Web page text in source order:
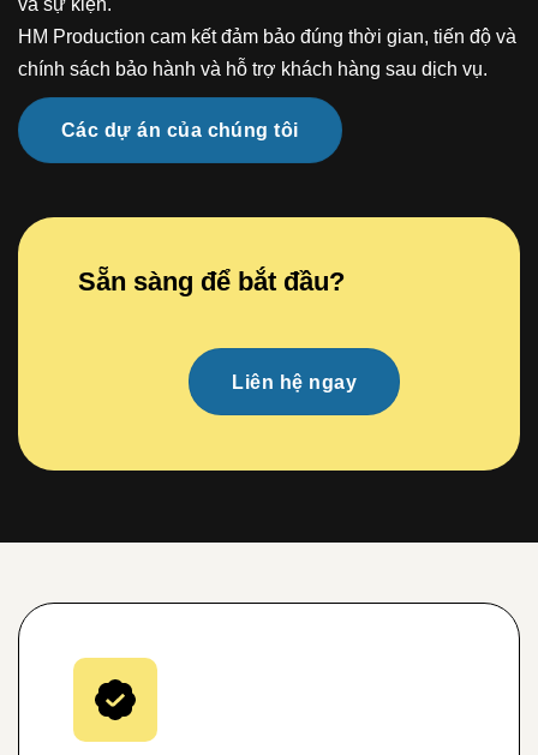
HM Production cam kết đảm bảo đúng thời gian, tiến độ và
chính sách bảo hành và hỗ trợ khách hàng sau dịch vụ.
Các dự án của chúng tôi
Sẵn sàng để bắt đầu?
Liên hệ ngay